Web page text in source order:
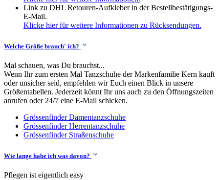
Link zu DHL Retouren-Aufkleber in der Bestellbestätigungs-
E-Mail.
Klicke hier für weitere Informationen zu Rücksendungen.
Welche Größe brauch' ich?
Mal schauen, was Du brauchst...
Wenn Ihr zum ersten Mal Tanzschuhe der Markenfamilie Kern kauft
oder unsicher seid, empfehlen wir Euch einen Blick in unsere
Größentabellen. Jederzeit könnt Ihr uns auch zu den Öffnungszeiten
anrufen oder 24/7 eine E-Mail schicken.
Grössenfinder Damentanzschuhe
Grössenfinder Herrentanzschuhe
Grössenfinder Straßenschuhe
Wie lange habe ich was davon?
Pflegen ist eigentlich easy